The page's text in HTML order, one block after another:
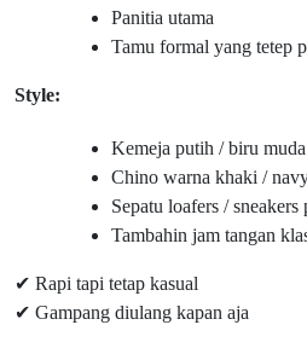
Panitia utama
Tamu formal yang tetep
Style:
Kemeja putih / biru
Chino warna khaki /
Sepatu loafers / sneakers
Tambahin jam tangan
✔ Rapi tapi tetap kasual
✔ Gampang diulang kapan aja